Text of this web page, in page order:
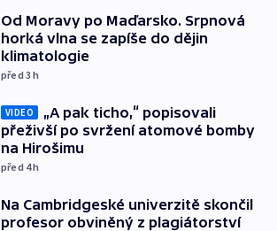
Od Moravy po Maďarsko. Srpnová
horká vlna se zapíše do dějin
klimatologie
před 3h
VIDEO
„A pak ticho,“ popisovali
přeživší po svržení atomové bomby
na Hirošimu
před 4h
Na Cambridgeské univerzitě skončil
profesor obviněný z plagiátorství